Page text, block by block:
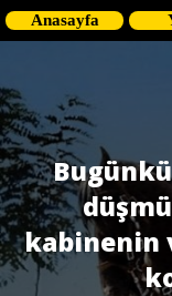
Anasayfa
kabinenin